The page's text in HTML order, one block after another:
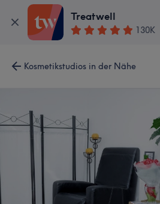
Treatwell
130K
Kosmetikstudios in der Nähe